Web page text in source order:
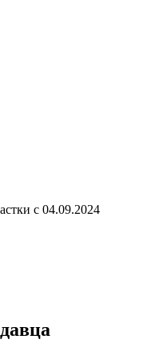
с 04.09.2024